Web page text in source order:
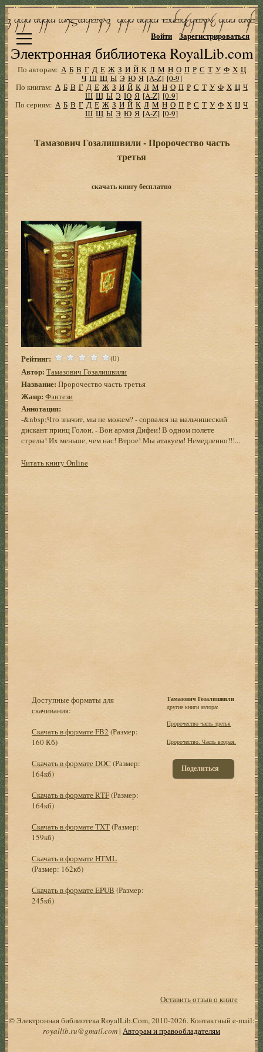
Электронная библиотека RoyalLib.com
Войти Зарегистрироваться
По авторам: А Б В Г Д Е Ж З И Й К Л М Н О П Р С Т У Ф Х Ц
Ч Ш Щ Ы Э Ю Я [A-Z] [0-9]
По книгам: А Б В Г Д Е Ж З И Й К Л М Н О П Р С Т У Ф Х Ц Ч
Ш Щ Ы Э Ю Я [A-Z] [0-9]
По сериям: А Б В Г Д Е Ж З И Й К Л М Н О П Р С Т У Ф Х Ц Ч
Ш Щ Ы Э Ю Я [A-Z] [0-9]
Тамазович Гозалишвили - Пророчество часть
третья
скачать книгу бесплатно
Рейтинг: (0)
Автор: Тамазович Гозалишвили
Название: Пророчество часть третья
Жанр: Фэнтези
Аннотация:
-&nbsp;Что значит, мы не можем? - сорвался на мальчишеский
дискант принц Голон. - Вон армия Дифеи! В одном полете
стрелы! Их меньше, чем нас! Втрое! Мы атакуем! Немедленно!!!...
Читать книгу Online
Доступные форматы для
скачивания:
Скачать в формате FB2 (Размер:
160 Кб)
Скачать в формате DOC (Размер:
164кб)
Скачать в формате RTF(Размер:
164кб)
Скачать в формате TXT(Размер:
159кб)
Скачать в формате HTML
(Размер: 162кб)
Скачать в формате EPUB (Размер:
245кб)
Тамазович Гозалишвили
другие книги автора:
Пророчество часть третья
Пророчество. Часть вторая.
Поделиться
Оставить отзыв о книге
© Электронная библиотека RoyalLib.Com, 2010-2026. Контактный e-mail:
royallib.ru@gmail.com| Авторам и правообладателям